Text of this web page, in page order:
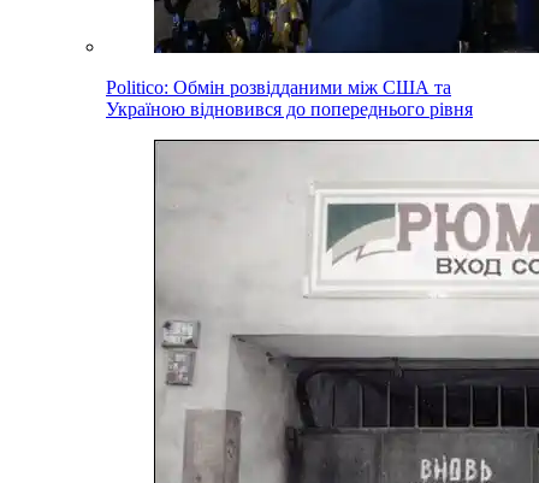
Politico: Обмін розвідданими між США та
Україною відновився до попереднього рівня